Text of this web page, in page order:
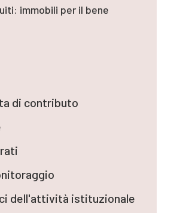
immobili per il bene
di contributo
dell'attività istituzionale